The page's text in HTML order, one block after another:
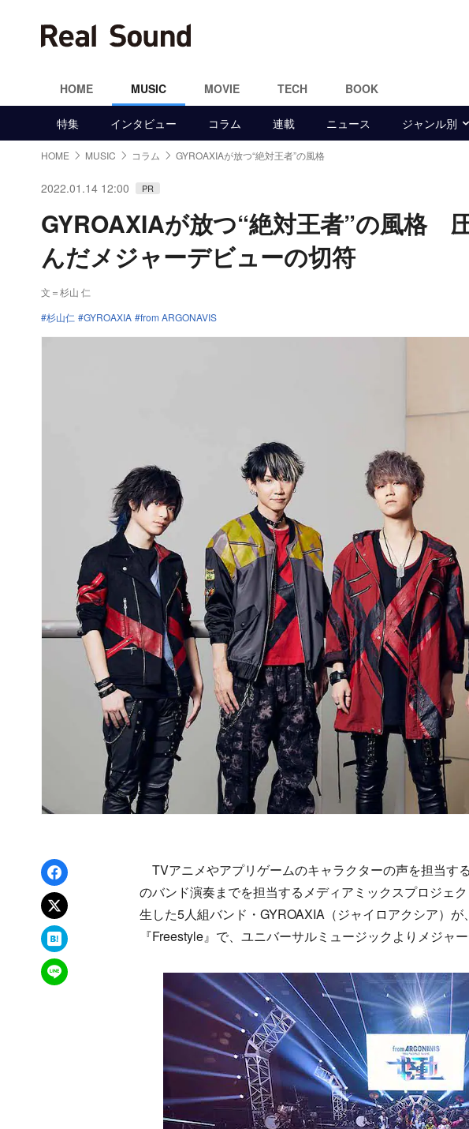
HOME MUSIC MOVIE TECH BOOK
特集 インタビュー コラム 連載 ニュース ジャンル別
HOME MUSIC コラム GYROAXIAが放つ“絶対王者”の風格
2022.01.14 12:00 PR
GYROAXIAが放つ“絶対王者”の風格
んだメジャーデビューの切符
文＝杉山 仁
杉山仁
GYROAXIA from ARGONAVIS
Facebookでシェア
xでポスト
はてなブックマーク
LINEで送る
TVアニメやアプリゲームのキャラクターの声を担当す
のバンド演奏までを担当するメディアミックスプロジェ
生した5人組バンド・GYROAXIA（ジャイロアクシア）
『Freestyle』で、ユニバーサルミュージックよりメジャ